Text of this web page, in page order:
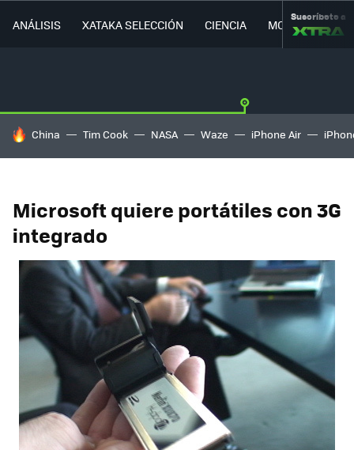
ANÁLISIS XATAKA SELECCIÓN CIENCIA MOVILIDAD
Suscríbete a
HOY SE HABLA DE
China Tim Cook NASA Waze iPhone Air
Microsoft quiere portátiles con 3G
integrado